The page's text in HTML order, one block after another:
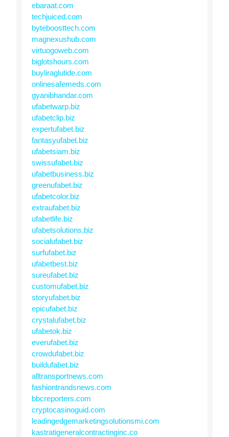
ebaraat.com
techjuiced.com
byteboosttech.com
magnexushub.com
virtuogoweb.com
biglotshours.com
buyliraglutide.com
onlinesafemeds.com
gyanibhandar.com
ufabetwarp.biz
ufabetclip.biz
expertufabet.biz
fantasyufabet.biz
ufabetsiam.biz
swissufabet.biz
ufabetbusiness.biz
greenufabet.biz
ufabetcolor.biz
extraufabet.biz
ufabetlife.biz
ufabetsolutions.biz
socialufabet.biz
surfufabet.biz
ufabetbest.biz
sureufabet.biz
customufabet.biz
storyufabet.biz
epicufabet.biz
crystalufabet.biz
ufabetok.biz
everufabet.biz
crowdufabet.biz
buildufabet.biz
alltransportnews.com
fashiontrandsnews.com
bbcreporters.com
cryptocasinoguid.com
leadingedgemarketingsolutionsmi.com
kastratigeneralcontractinginc.co